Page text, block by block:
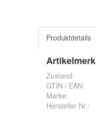
Produktdetails
Zustand:
GTIN / EAN:
Marke:
Hersteller Nr.: